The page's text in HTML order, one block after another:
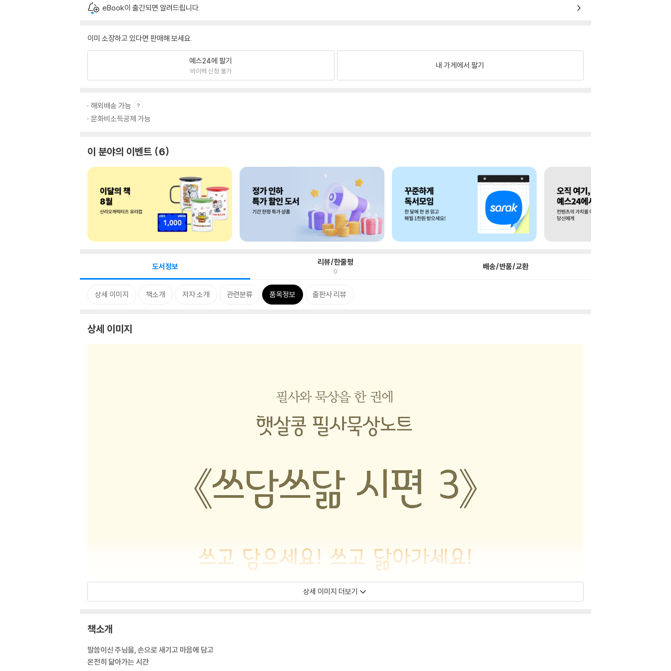
eBook이 출간되면 알려드립니다.
이미 소장하고 있다면 판매해 보세요.
예스24에 팔기
바이백 신청 불가
내 가게에서 팔기
해외배송 가능
문화비소득공제 가능
이 분야의 이벤트 6
도서정보 리뷰/한줄평
0 배송/반품/교환
상세 이미지 책소개 저자 소개 관련분류 품목정보 출판사 리뷰
상세 이미지
상세 이미지 더보기
책소개
말씀이신 주님을, 손으로 새기고 마음에 담고
온전히 닮아가는 시간